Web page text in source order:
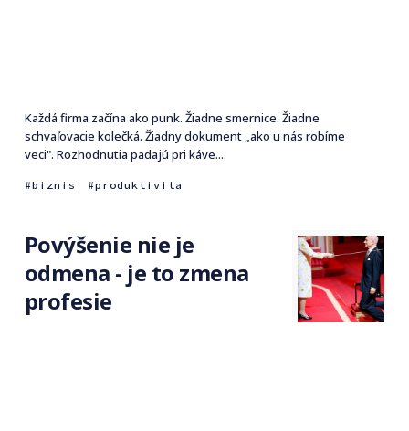
Každá firma začína ako punk. Žiadne smernice. Žiadne
schvaľovacie kolečká. Žiadny dokument „ako u nás robíme
veci". Rozhodnutia padajú pri káve....
biznis produktivita
Povýšenie nie je
odmena - je to zmena
profesie